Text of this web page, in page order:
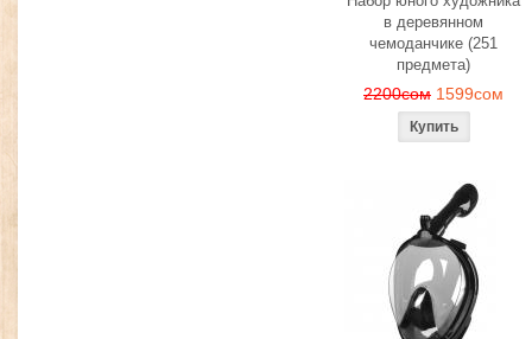
в деревянном
чемоданчике (251
предмета)
2200сом 1599сом